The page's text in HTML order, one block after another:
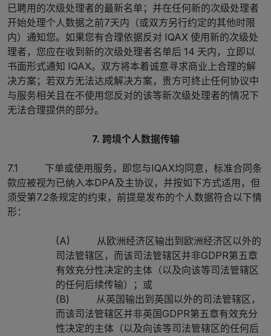
已聘用的次级处理者的最新名单；并在任何新的次级处理者
开始处理个人数据之前7天内（或双方另行约定的其他时限
内）通知您。如果您有合理依据反对 IQAX 使用新的次级处
理者，您应在收到新的次级处理者名单后 14 天内，立即以
书面形式通知 IQAX。双方将本着诚意寻求商业上合理的解
决方案；若双方无法达成解决方案，贵方可终止任何协议中
与服务相关且在不使用您反对的该等新次级处理者的情况下
无法合理提供的部分。
7. 跨境个人数据传输
7.1 下单或使用服务，即您与IQAX均同意，标准合同条
款应被视为已纳入本DPA及主协议，并按如下方式适用，但
须受第7.2条规定的约束，前提是发布的个人数据符合以下情
形：
(A) 从欧洲经济区输出到欧洲经济区以外的
司法管辖区，而该司法管辖区并非GDPR第五章
有效充分性决定的主体（以及向该等司法管辖区
的任何后续传输）；或
(B) 从英国输出到英国以外的司法管辖区，
而该司法管辖区并非英国GDPR第五章有效充分
性决定的主体（以及向该等司法管辖区的任何后